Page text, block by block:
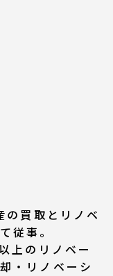
買取とリノベ
従事。
上のリノベー
・リノベーシ